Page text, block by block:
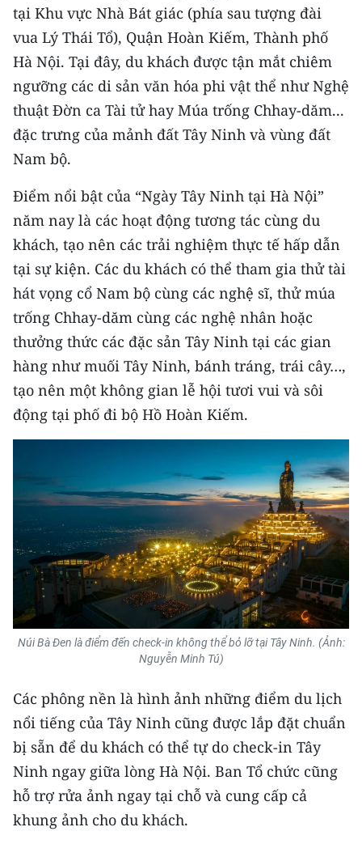
Đông Nam Bộ
Đồng bằng sông Cửu Long
Chuyên trang Hà Nội
Chuyên trang TP. Hồ Chí Minh
CHUYÊN ĐỀ
CÁC CHUYÊN TRANG
VỀ BÁO NHÂN DÂN
THỜI NAY
NHÂN DÂN CUỐI TUẦN
NHÂN DÂN HẰNG THÁNG
MUA BÁO
ĐỌC BÁO IN
ENGLISH
中文
FRANÇAIS
РУССКИЙ
ESPAÑOL
tại Khu vực Nhà Bát giác (phía sau tượng đài
vua Lý Thái Tổ), Quận Hoàn Kiếm, Thành phố
Hà Nội. Tại đây, du khách được tận mắt chiêm
ngưỡng các di sản văn hóa phi vật thể như Nghệ
thuật Đờn ca Tài tử hay Múa trống Chhay-dăm...
đặc trưng của mảnh đất Tây Ninh và vùng đất
Nam bộ.
Điểm nổi bật của “Ngày Tây Ninh tại Hà Nội”
năm nay là các hoạt động tương tác cùng du
khách, tạo nên các trải nghiệm thực tế hấp dẫn
tại sự kiện. Các du khách có thể tham gia thử tài
hát vọng cổ Nam bộ cùng các nghệ sĩ, thử múa
trống Chhay-dăm cùng các nghệ nhân hoặc
thưởng thức các đặc sản Tây Ninh tại các gian
hàng như muối Tây Ninh, bánh tráng, trái cây…,
tạo nên một không gian lễ hội tươi vui và sôi
động tại phố đi bộ Hồ Hoàn Kiếm.
Núi Bà Đen là điểm đến check-in không thể bỏ lỡ tại Tây Ninh. (Ảnh:
Nguyễn Minh Tú)
Các phông nền là hình ảnh những điểm du lịch
nổi tiếng của Tây Ninh cũng được lắp đặt chuẩn
bị sẵn để du khách có thể tự do check-in Tây
Ninh ngay giữa lòng Hà Nội. Ban Tổ chức cũng
hỗ trợ rửa ảnh ngay tại chỗ và cung cấp cả
khung ảnh cho du khách.